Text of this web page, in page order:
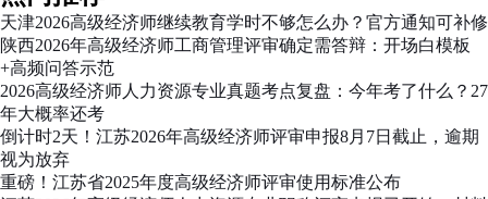
天津2026高级经济师继续教育学时不够怎么办？官方通知可补修
陕西2026年高级经济师工商管理评审确定需答辩：开场白模板
+高频问答示范
2026高级经济师人力资源专业真题考点复盘：今年考了什么？27
年大概率还考
倒计时2天！江苏2026年高级经济师评审申报8月7日截止，逾期
视为放弃
重磅！江苏省2025年度高级经济师评审使用标准公布